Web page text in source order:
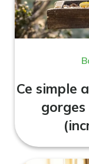
Ce simple